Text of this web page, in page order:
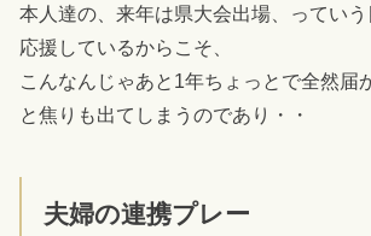
本人達の、来年は県大会出場、ってい
応援しているからこそ、
こんなんじゃあと1年ちょっとで全然届
と焦りも出てしまうのであり・・
夫婦の連携プレー